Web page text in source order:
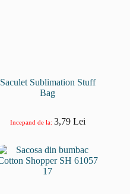
Saculet Sublimation Stuff
Bag
Incepand de la: 3,79 Lei